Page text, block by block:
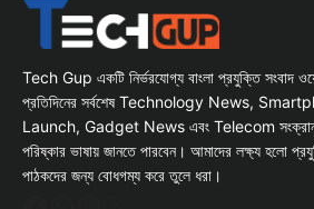
Tech Gup একটি নির্ভরযোগ্য বাংলা প্রযুক্তি সংবাদ
প্রতিদিনের সর্বশেষ Technology News,
Launch, Gadget News এবং Telecom
পরিষ্কার ভাষায় জানতে পারবেন। আমাদের লক্ষ্য হলো
পাঠকদের জন্য বোধগম্য করে তুলে ধরা।